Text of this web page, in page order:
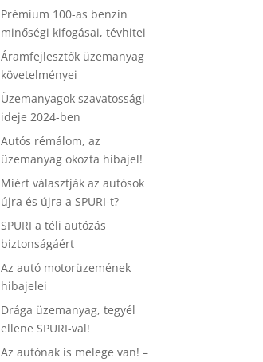
Prémium 100-as benzin
minőségi kifogásai, tévhitei
Áramfejlesztők üzemanyag
követelményei
Üzemanyagok szavatossági
ideje 2024-ben
Autós rémálom, az
üzemanyag okozta hibajel!
Miért választják az autósok
újra és újra a SPURI-t?
SPURI a téli autózás
biztonságáért
Az autó motorüzemének
hibajelei
Drága üzemanyag, tegyél
ellene SPURI-val!
Az autónak is melege van! –